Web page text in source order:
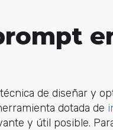
de diseñar y
dotada de
y útil posible.